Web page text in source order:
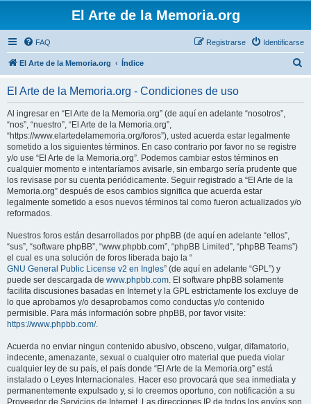
El Arte de la Memoria.org
FAQ Identificarse
Registrarse
El Arte de la Memoria.org Índice
El Arte de la Memoria.org - Condiciones de uso
Al ingresar en “El Arte de la Memoria.org” (de aquí en adelante “nosotros”,
“nos”, “nuestro”, “El Arte de la Memoria.org”,
“https://www.elartedelamemoria.org/foros”), usted acuerda estar legalmente
sometido a los siguientes términos. En caso contrario por favor no se registre
y/o use “El Arte de la Memoria.org”. Podemos cambiar estos términos en
cualquier momento e intentaríamos avisarle, sin embargo sería prudente que
los revisase por su cuenta periódicamente. Seguir registrado a “El Arte de la
Memoria.org” después de esos cambios significa que acuerda estar
legalmente sometido a esos nuevos términos tal como fueron actualizados y/o
reformados.
Nuestros foros están desarrollados por phpBB (de aquí en adelante “ellos”,
“sus”, “software phpBB”, “www.phpbb.com”, “phpBB Limited”, “phpBB Teams”)
el cual es una solución de foros liberada bajo la “
GNU General Public License v2 en Ingles” (de aquí en adelante “GPL”) y
puede ser descargada de www.phpbb.com. El software phpBB solamente
facilita discusiones basadas en Internet y la GPL estrictamente los excluye de
lo que aprobamos y/o desaprobamos como conductas y/o contenido
permisible. Para más información sobre phpBB, por favor visite:
https://www.phpbb.com/.
Acuerda no enviar ningun contenido abusivo, obsceno, vulgar, difamatorio,
indecente, amenazante, sexual o cualquier otro material que pueda violar
cualquier ley de su país, el país donde “El Arte de la Memoria.org” está
instalado o Leyes Internacionales. Hacer eso provocará que sea inmediata y
permanentemente expulsado y, si lo creemos oportuno, con notificación a su
Proveedor de Servicios de Internet. Las direcciones IP de todos los envíos son